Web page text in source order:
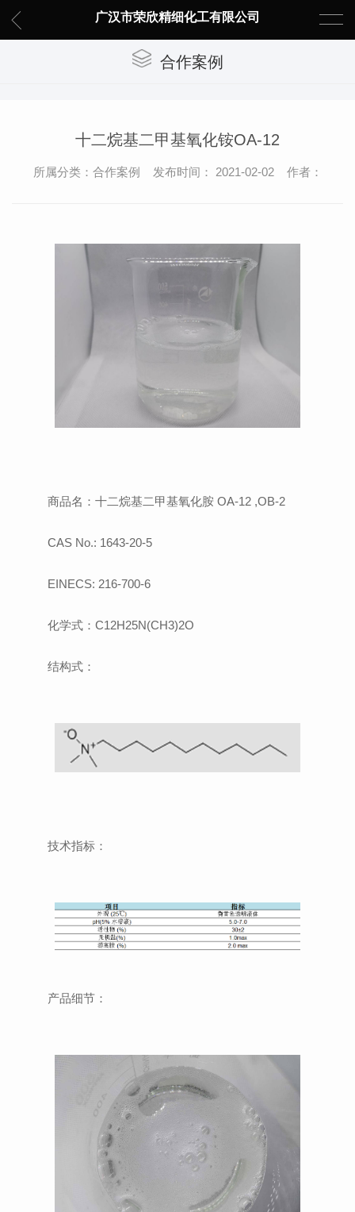
广汉市荣欣精细化工有限公司
合作案例
十二烷基二甲基氧化铵OA-12
所属分类：合作案例 发布时间： 2021-02-02 作者：
商品名：十二烷基二甲基氧化胺 OA-12 ,OB-2
CAS No.: 1643-20-5
EINECS: 216-700-6
化学式：C12H25N(CH3)2O
结构式：
技术指标：
产品细节：